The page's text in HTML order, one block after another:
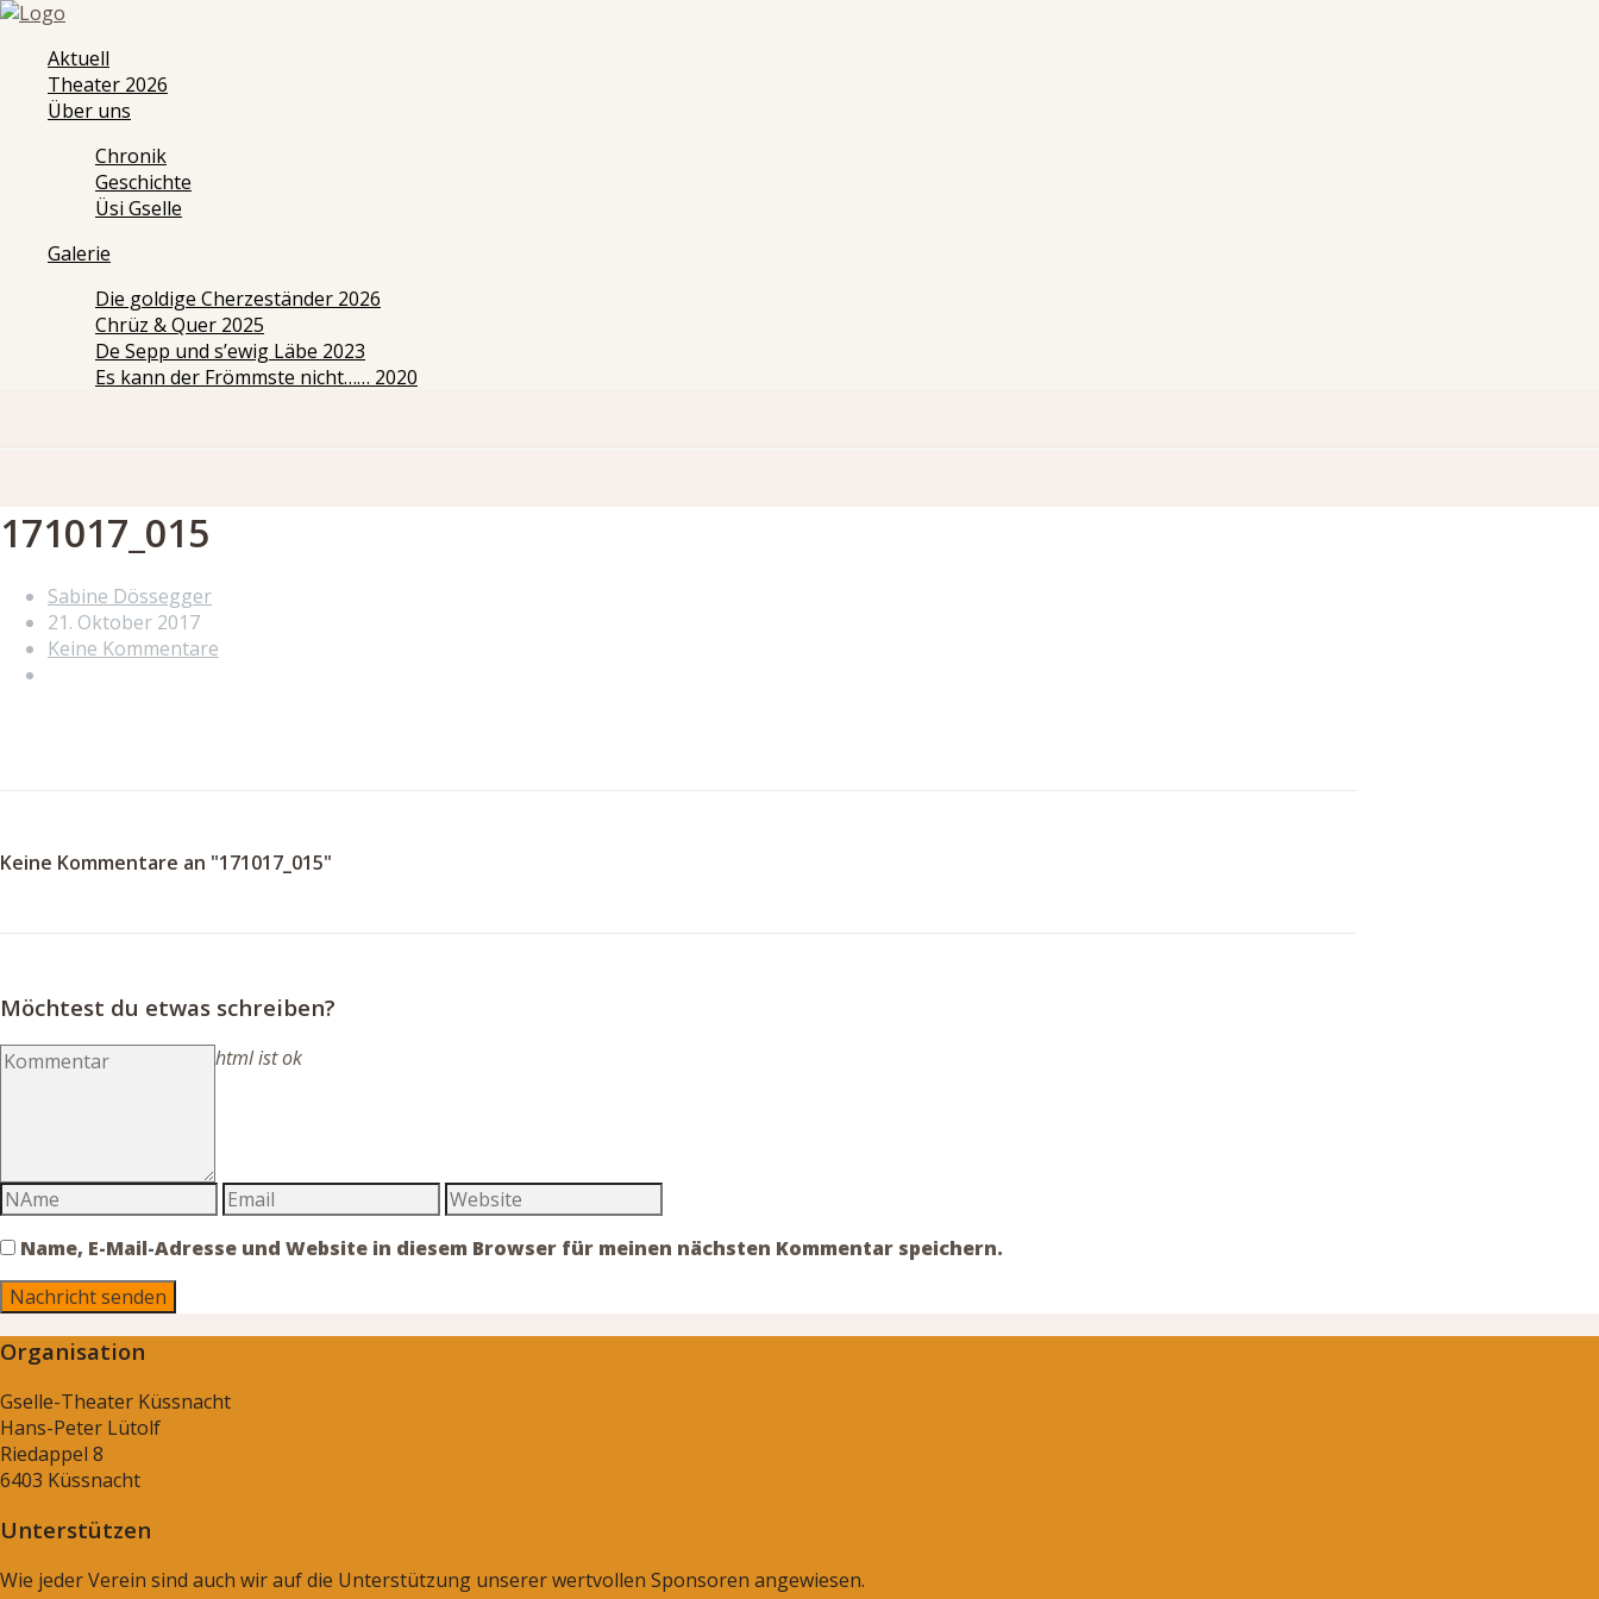
Aktuell
Theater 2026
Über uns
Chronik
Geschichte
Üsi Gselle
Galerie
Die goldige Cherzeständer 2026
Chrüz & Quer 2025
De Sepp und s’ewig Läbe 2023
Es kann der Frömmste nicht…… 2020
171017_015
Sabine Dössegger
21. Oktober 2017
Keine Kommentare
Keine Kommentare an "171017_015"
Möchtest du etwas schreiben?
html ist ok
Name, E-Mail-Adresse und Website in diesem Browser für meinen nächsten Kommentar speichern.
Organisation
Gselle-Theater Küssnacht
Hans-Peter Lütolf
Riedappel 8
6403 Küssnacht
Unterstützen
Wie jeder Verein sind auch wir auf die Unterstützung unserer wertvollen Sponsoren angewiesen.